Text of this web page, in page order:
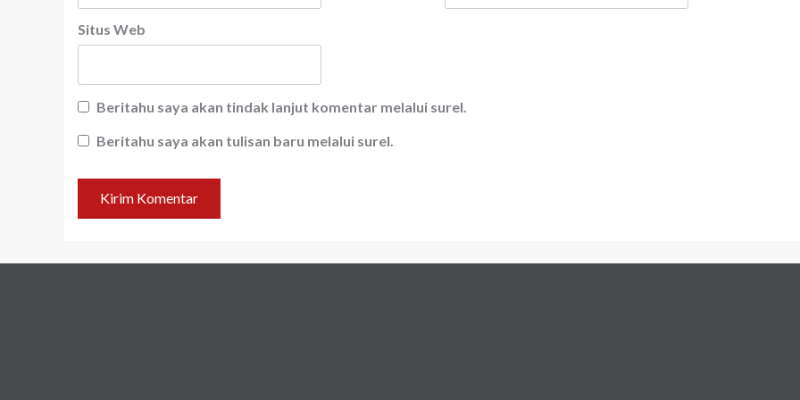
Situs Web
Beritahu saya akan tindak lanjut komentar melalui surel.
Beritahu saya akan tulisan baru melalui surel.